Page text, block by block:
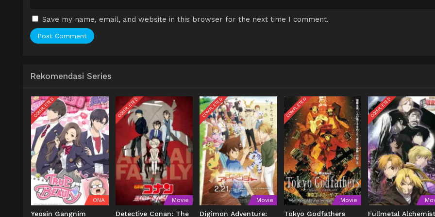
Save my name, email, and website in this browser for the next time I comment.
Rekomendasi Series
COMPLETED
ONA
Yeosin Gangnim
COMPLETED
Movie
Detective Conan: The
COMPLETED
Movie
Digimon Adventure:
COMPLETED
Movie
Tokyo Godfathers
COMPLETED
Fullmetal